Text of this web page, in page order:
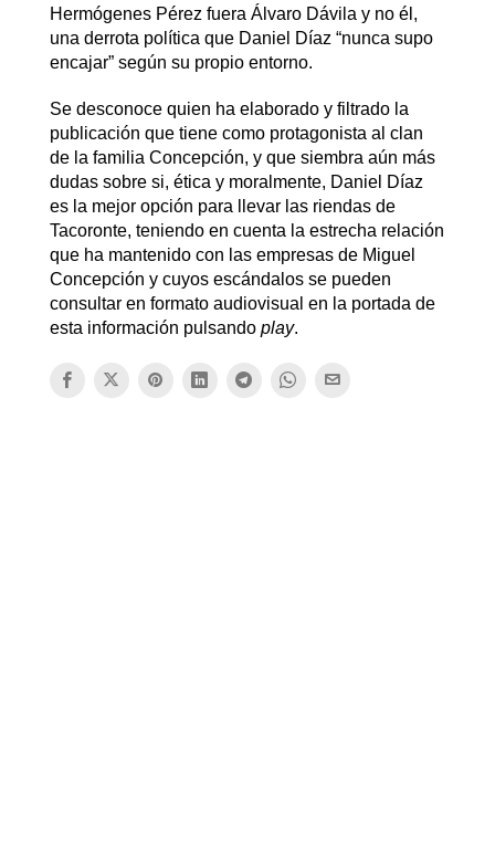
Hermógenes Pérez fuera Álvaro Dávila y no él,
una derrota política que Daniel Díaz “nunca supo
encajar” según su propio entorno.
Se desconoce quien ha elaborado y filtrado la
publicación que tiene como protagonista al clan
de la familia Concepción, y que siembra aún más
dudas sobre si, ética y moralmente, Daniel Díaz
es la mejor opción para llevar las riendas de
Tacoronte, teniendo en cuenta la estrecha relación
que ha mantenido con las empresas de Miguel
Concepción y cuyos escándalos se pueden
consultar en formato audiovisual en la portada de
esta información pulsando play.